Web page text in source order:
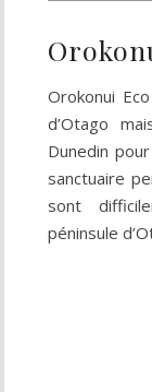
Orokonui
d’Otago
Dunedin
sanctuaire
sont
péninsule